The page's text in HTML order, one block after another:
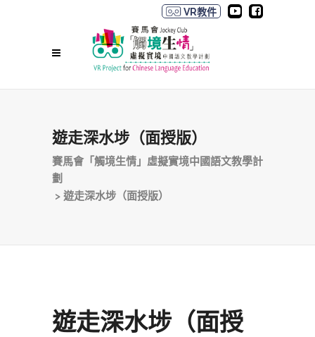
VR教件
遊走深水埗（面授版）
賽馬會「觸境生情」虛擬實境中國語文教學計
劃
> 遊走深水埗（面授版）
遊走深水埗（面授